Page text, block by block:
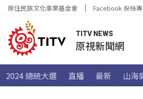
原住民族文化事業基金會 Facebook 粉絲
TITV NEWS
原視新聞網
2024 總統大選 直播 最新 山海